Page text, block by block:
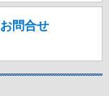
お問合せ